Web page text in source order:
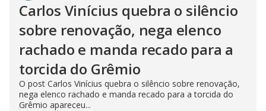
Carlos Vinícius quebra o silêncio
sobre renovação, nega elenco
rachado e manda recado para a
torcida do Grêmio
O post Carlos Vinícius quebra o silêncio sobre renovação,
nega elenco rachado e manda recado para a torcida do
Grêmio apareceu...